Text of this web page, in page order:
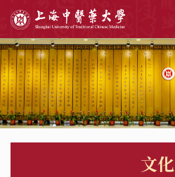
文化